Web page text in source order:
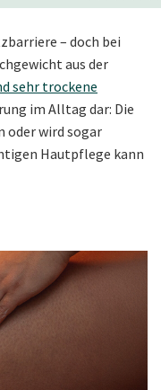
– doch bei
aus der
sehr trockene
im Alltag dar: Die
oder wird sogar
Hautpflege kann